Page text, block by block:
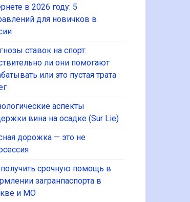
в 2026 году: 5
для новичков в
ставок на спорт:
ли они помогают
или это пустая трата
аспекты
вина на осадке (Sur Lie)
дорожка — это не
срочную помощь в
загранпаспорта в
и МО